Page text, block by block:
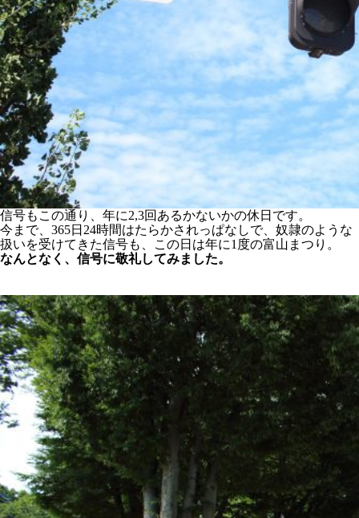
信号もこの通り、年に2,3回あるかないかの休日です。
今まで、365日24時間はたらかされっぱなしで、奴隷のような
扱いを受けてきた信号も、この日は年に1度の富山まつり。
なんとなく、信号に敬礼してみました。